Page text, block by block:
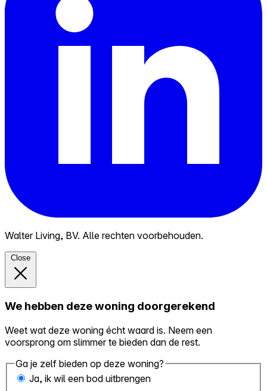
Walter Living, BV. Alle rechten voorbehouden.
Close
We hebben deze woning doorgerekend
Weet wat deze woning écht waard is. Neem een
voorsprong om slimmer te bieden dan de rest.
Ga je zelf bieden op deze woning?
Ja, ik wil een bod uitbrengen